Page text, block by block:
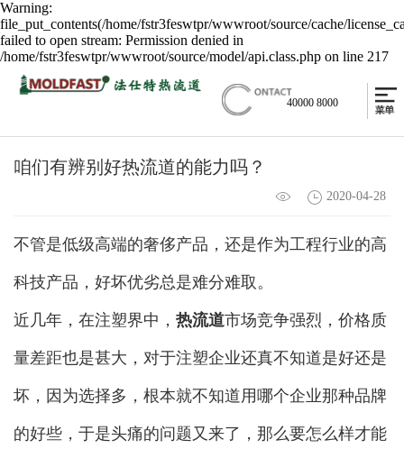
Warning:
file_put_contents(/home/fstr3feswtpr/wwwroot/source/cache/
failed to open stream: Permission denied in
/home/fstr3feswtpr/wwwroot/source/model/api.class.php on line 217
40000 8000
咱们有辨别好热流道的能力吗？
2020-04-28
不管是低级高端的奢侈产品，还是作为工程行业的高
科技产品，好坏优劣总是难分难取。
近几年，在注塑界中， 热流道市场竞争强烈，价格质
量差距也是甚大，对于注塑企业还真不知道是好还是
坏，因为选择多，根本就不知道用哪个企业那种品牌
的好些，于是头痛的问题又来了，那么要怎么样才能